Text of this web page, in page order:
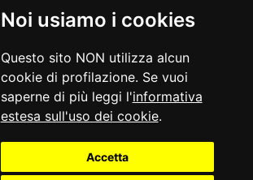
Noi usiamo i cookies
Questo sito NON utilizza alcun
cookie di profilazione. Se vuoi
saperne di più leggi l'informativa
estesa sull'uso dei cookie.
Accetta